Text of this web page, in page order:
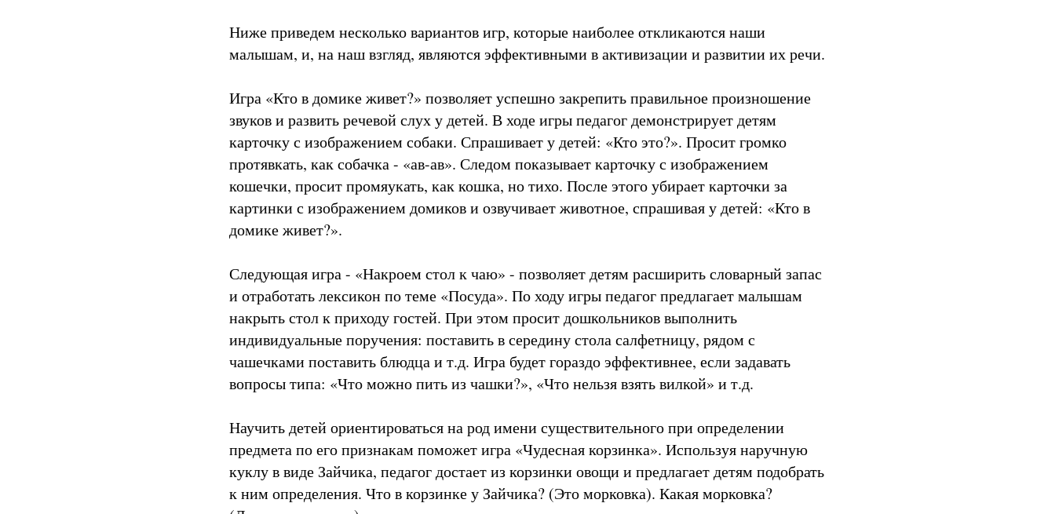
Ниже приведем несколько вариантов игр, которые наиболее откликаются наши
малышам, и, на наш взгляд, являются эффективными в активизации и развитии их речи.
Игра «Кто в домике живет?» позволяет успешно закрепить правильное произношение
звуков и развить речевой слух у детей. В ходе игры педагог демонстрирует детям
карточку с изображением собаки. Спрашивает у детей: «Кто это?». Просит громко
протявкать, как собачка - «ав-ав». Следом показывает карточку с изображением
кошечки, просит промяукать, как кошка, но тихо. После этого убирает карточки за
картинки с изображением домиков и озвучивает животное, спрашивая у детей: «Кто в
домике живет?».
Следующая игра - «Накроем стол к чаю» - позволяет детям расширить словарный запас
и отработать лексикон по теме «Посуда». По ходу игры педагог предлагает малышам
накрыть стол к приходу гостей. При этом просит дошкольников выполнить
индивидуальные поручения: поставить в середину стола салфетницу, рядом с
чашечками поставить блюдца и т.д. Игра будет гораздо эффективнее, если задавать
вопросы типа: «Что можно пить из чашки?», «Что нельзя взять вилкой» и т.д.
Научить детей ориентироваться на род имени существительного при определении
предмета по его признакам поможет игра «Чудесная корзинка». Используя наручную
куклу в виде Зайчика, педагог достает из корзинки овощи и предлагает детям подобрать
к ним определения. Что в корзинке у Зайчика? (Это морковка). Какая морковка?